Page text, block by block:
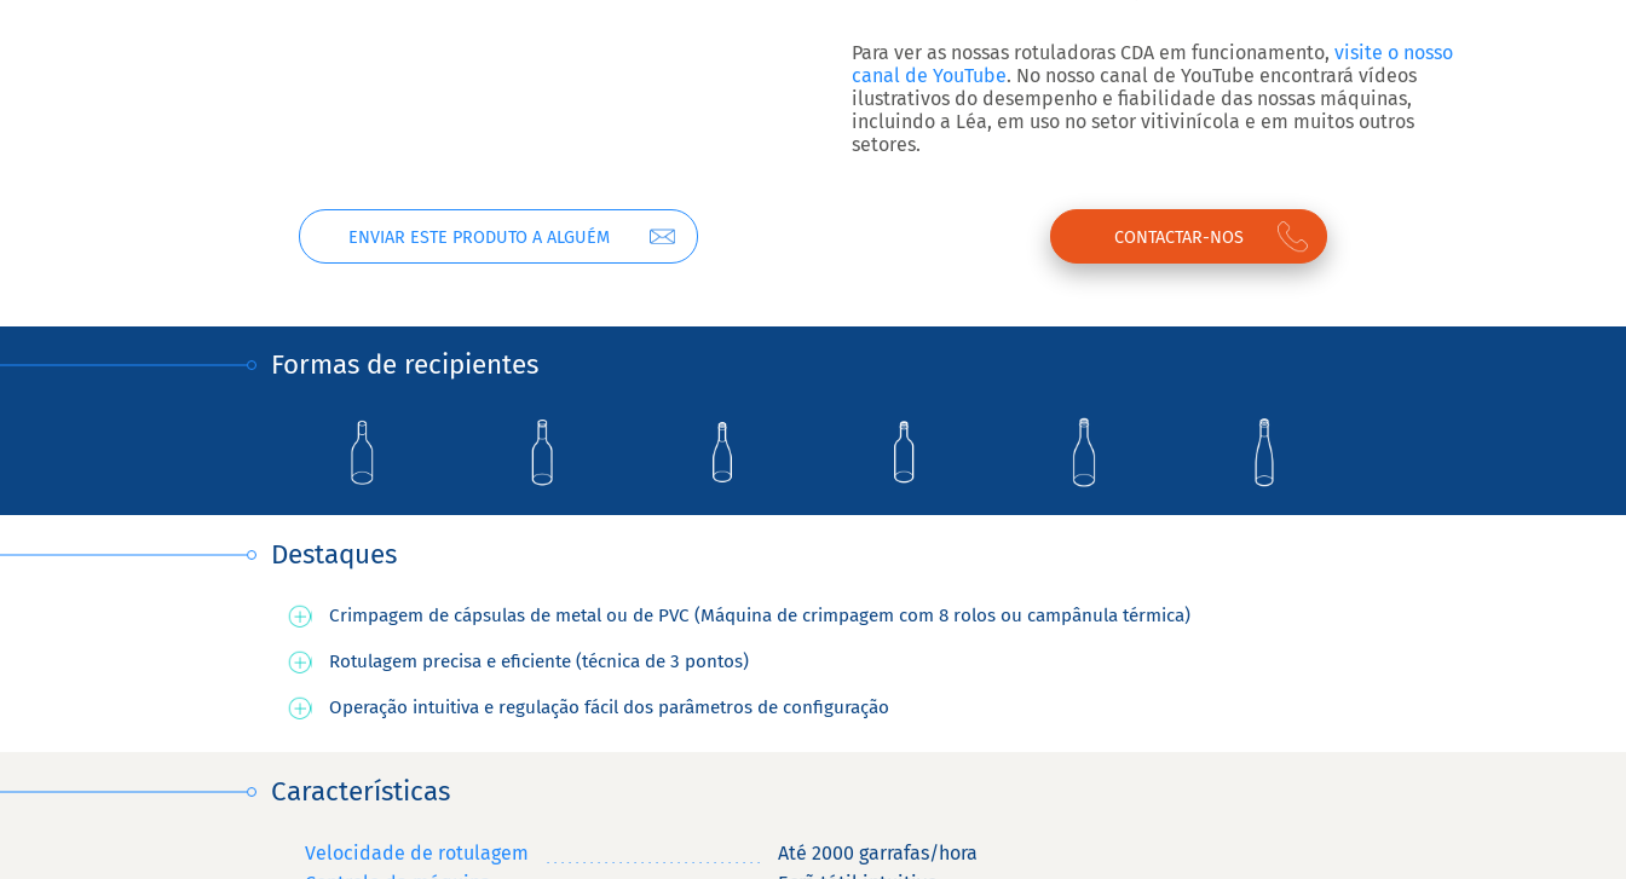
Para ver as nossas rotuladoras CDA em funcionamento, visite o nosso
canal de YouTube. No nosso canal de YouTube encontrará vídeos
ilustrativos do desempenho e fiabilidade das nossas máquinas,
incluindo a Léa, em uso no setor vitivinícola e em muitos outros
setores.
ENVIAR ESTE PRODUTO A ALGUÉM CONTACTAR-NOS
Formas de recipientes
Destaques
Crimpagem de cápsulas de metal ou de PVC (Máquina de crimpagem com 8 rolos ou campânula térmica)
Rotulagem precisa e eficiente (técnica de 3 pontos)
Operação intuitiva e regulação fácil dos parâmetros de configuração
Características
Velocidade de rotulagem
Até 2000 garrafas/hora